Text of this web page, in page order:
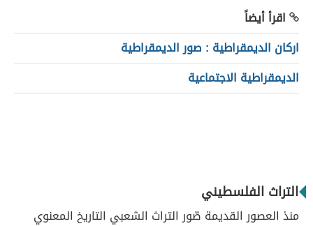
اقرأ أيضاً
اركان الديمقراطية : صور الديمقراطية
الديمقراطية الاجتماعية
التراث الفلسطيني
منذ العصور القديمة صّور التراث الشعبي التاريخ المعنوي